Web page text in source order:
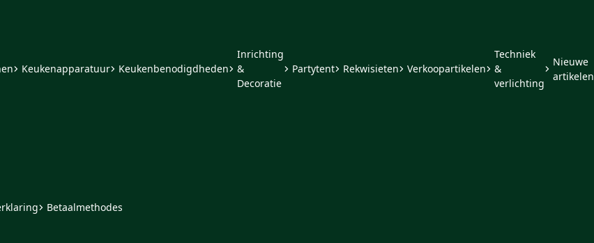
Keukenapparatuur Keukenbenodigdheden
Inrichting
&
Decoratie
Partytent Rekwisieten Verkoopartikelen
Techniek
&
verlichting
Nieuwe
artikelen
Betaalmethodes